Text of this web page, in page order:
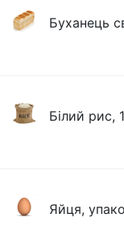
Буханець
Білий рис,
Яйця,